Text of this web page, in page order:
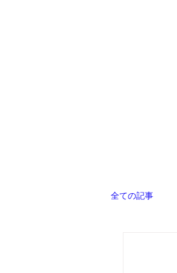
全ての記事